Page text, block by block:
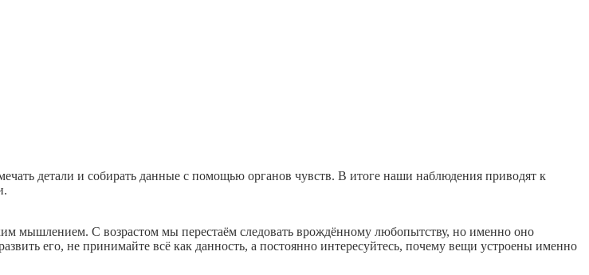
детали и собирать данные с помощью органов чувств. В итоге наши наблюдения приводят к
С возрастом мы перестаём следовать врождённому любопытству, но именно оно
его, не принимайте всё как данность, а постоянно интересуйтесь, почему вещи устроены именно